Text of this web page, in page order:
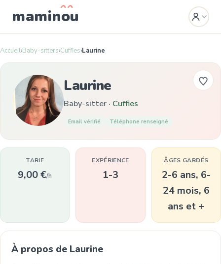
maminou
Accueil›Baby-sitters›Cuffies›Laurine
Laurine
Baby-sitter · Cuffies
Email vérifié Téléphone renseigné
TARIF
9,00 €/h
EXPÉRIENCE
1-3
ÂGES GARDÉS
2-6 ans, 6-
24 mois, 6
ans et +
À propos de Laurine